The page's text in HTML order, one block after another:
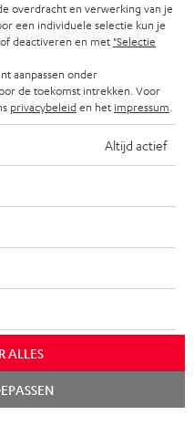
overdracht en verwerking van je
een individuele selectie kun je
deactiveren en met "Selectie
aanpassen onder
de toekomst intrekken. Voor
privacybeleiden het impressum
Altijd actief
ALLES